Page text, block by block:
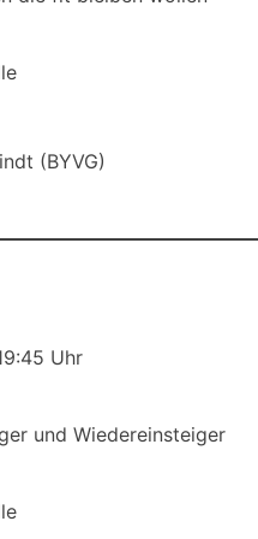
(BYVG)
Uhr
und Wiedereinsteiger